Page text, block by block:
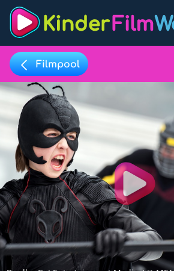
Filmpool
Filmlisten
Filmlexikon
Lernfilme
Filmpool
Favoriten
Filmpool
Play